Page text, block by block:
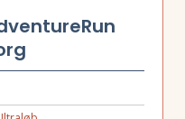
helt specielle NAS stemning
aftensmaden.
til alle i mål om søndagen!